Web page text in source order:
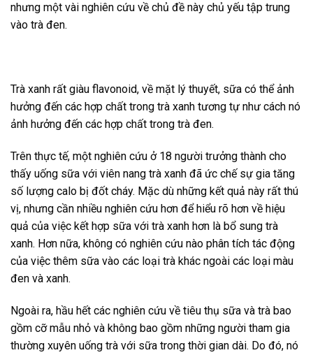
nhưng một vài nghiên cứu về chủ đề này chủ yếu tập trung
vào trà đen.
Trà xanh rất giàu flavonoid, về mặt lý thuyết, sữa có thể ảnh
hưởng đến các hợp chất trong trà xanh tương tự như cách nó
ảnh hưởng đến các hợp chất trong trà đen.
Trên thực tế, một nghiên cứu ở 18 người trưởng thành cho
thấy uống sữa với viên nang trà xanh đã ức chế sự gia tăng
số lượng calo bị đốt cháy. Mặc dù những kết quả này rất thú
vị, nhưng cần nhiều nghiên cứu hơn để hiểu rõ hơn về hiệu
quả của việc kết hợp sữa với trà xanh hơn là bổ sung trà
xanh. Hơn nữa, không có nghiên cứu nào phân tích tác động
của việc thêm sữa vào các loại trà khác ngoài các loại màu
đen và xanh.
Ngoài ra, hầu hết các nghiên cứu về tiêu thụ sữa và trà bao
gồm cỡ mẫu nhỏ và không bao gồm những người tham gia
thường xuyên uống trà với sữa trong thời gian dài. Do đó, nó